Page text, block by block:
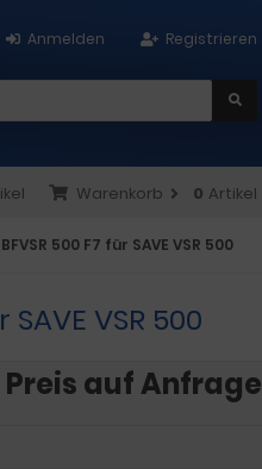
Registrieren
Anmelden
Warenkorb 0 Artikel
500 F7 für SAVE VSR 500
VSR 500
Preis auf Anfrage